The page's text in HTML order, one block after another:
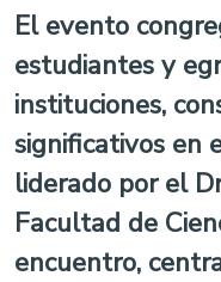
El evento
estudiantes y
instituciones,
significativos en
liderado por el
Facultad de
encuentro,